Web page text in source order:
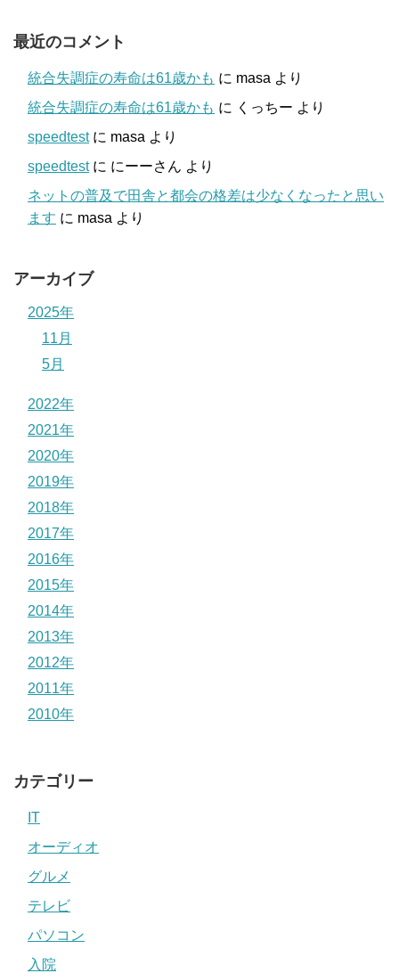
最近のコメント
統合失調症の寿命は61歳かも に masa より
統合失調症の寿命は61歳かも に くっちー より
speedtestに masa より
speedtestに にーーさん より
ネットの普及で田舎と都会の格差は少なくなったと思い
ます に masa より
アーカイブ
2025年
11月
5月
2022年
2021年
2020年
2019年
2018年
2017年
2016年
2015年
2014年
2013年
2012年
2011年
2010年
カテゴリー
IT
オーディオ
グルメ
テレビ
パソコン
入院